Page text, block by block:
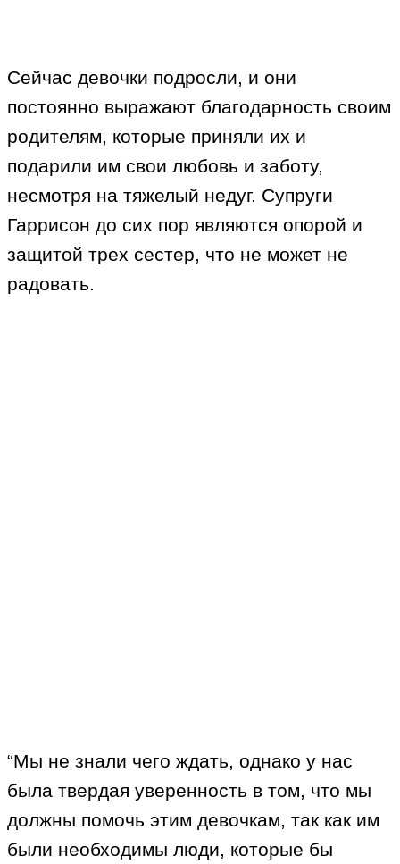
Сейчас девочки подросли, и они
постоянно выражают благодарность своим
родителям, которые приняли их и
подарили им свои любовь и заботу,
несмотря на тяжелый недуг. Супруги
Гаррисон до сих пор являются опорой и
защитой трех сестер, что не может не
радовать.
“Мы не знали чего ждать, однако у нас
была твердая уверенность в том, что мы
должны помочь этим девочкам, так как им
были необходимы люди, которые бы